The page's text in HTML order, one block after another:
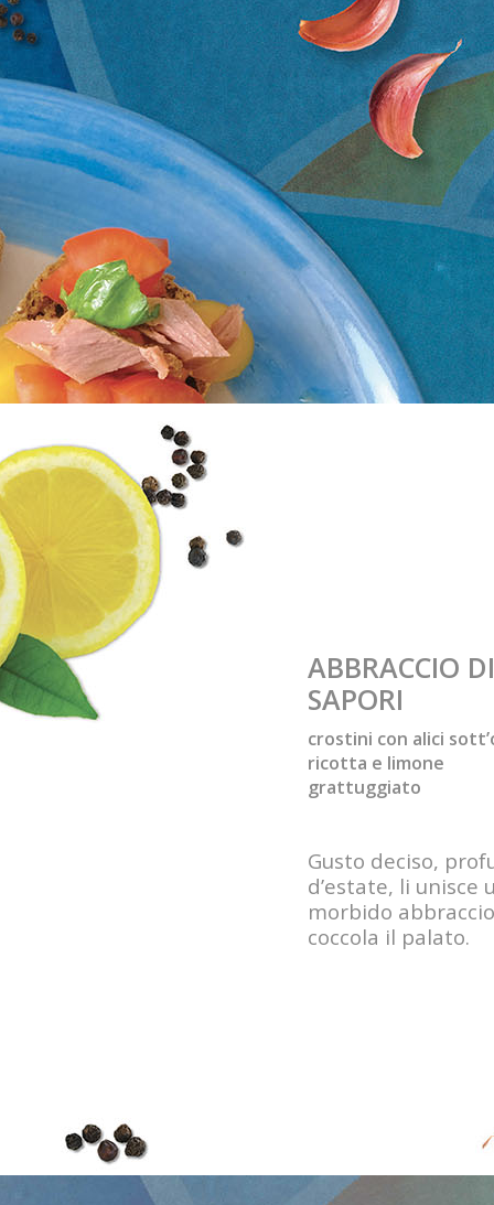
ABBRACCIO DI
SAPORI
crostini con alici
ricotta e limone
grattuggiato
Gusto deciso,
d’estate, li unisce
morbido
coccola il palato.